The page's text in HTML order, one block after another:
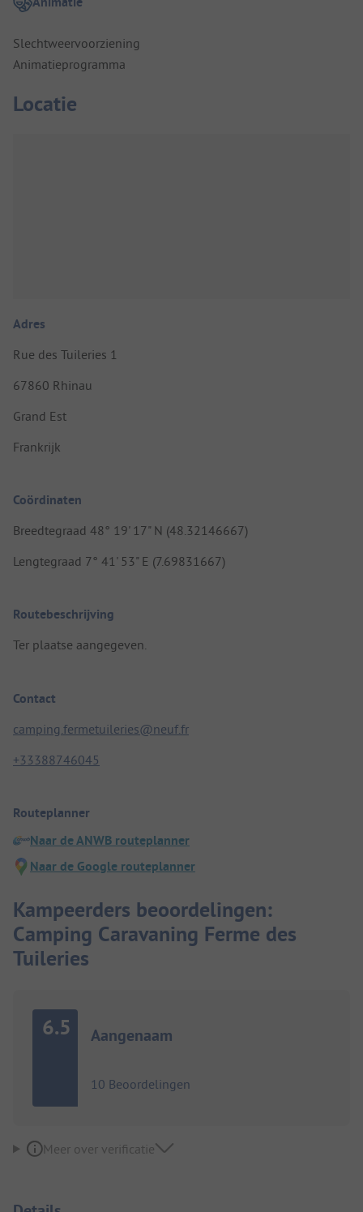
Slechtweervoorziening
Animatieprogramma
Locatie
Adres
Rue des Tuileries 1
67860 Rhinau
Grand Est
Frankrijk
Coördinaten
Breedtegraad 48° 19' 17" N (48.32146667)
Lengtegraad 7° 41' 53" E (7.69831667)
Routebeschrijving
Ter plaatse aangegeven.
Contact
camping.fermetuileries@neuf.fr
+33388746045
Routeplanner
Naar de ANWB routeplanner
Naar de Google routeplanner
Kampeerders beoordelingen:
Camping Caravaning Ferme des
Tuileries
6.5 Aangenaam
10 Beoordelingen
Meer over verificatie